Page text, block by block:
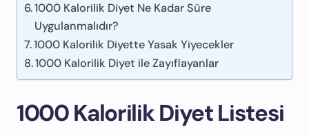
1000 Kalorilik Diyet Ne Kadar Süre
Uygulanmalıdır?
1000 Kalorilik Diyette Yasak Yiyecekler
1000 Kalorilik Diyet ile Zayıflayanlar
1000 Kalorilik Diyet Listesi